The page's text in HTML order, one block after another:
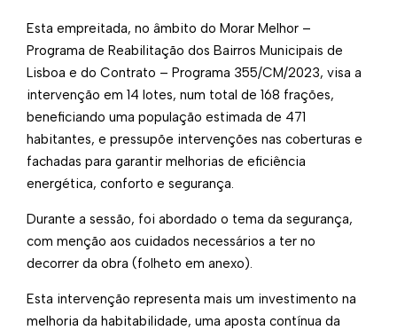
Esta empreitada, no âmbito do Morar Melhor –
Programa de Reabilitação dos Bairros Municipais de
Lisboa e do Contrato – Programa 355/CM/2023, visa a
intervenção em 14 lotes, num total de 168 frações,
beneficiando uma população estimada de 471
habitantes, e pressupõe intervenções nas coberturas e
fachadas para garantir melhorias de eficiência
energética, conforto e segurança.
Durante a sessão, foi abordado o tema da segurança,
com menção aos cuidados necessários a ter no
decorrer da obra (folheto em anexo).
Esta intervenção representa mais um investimento na
melhoria da habitabilidade, uma aposta contínua da